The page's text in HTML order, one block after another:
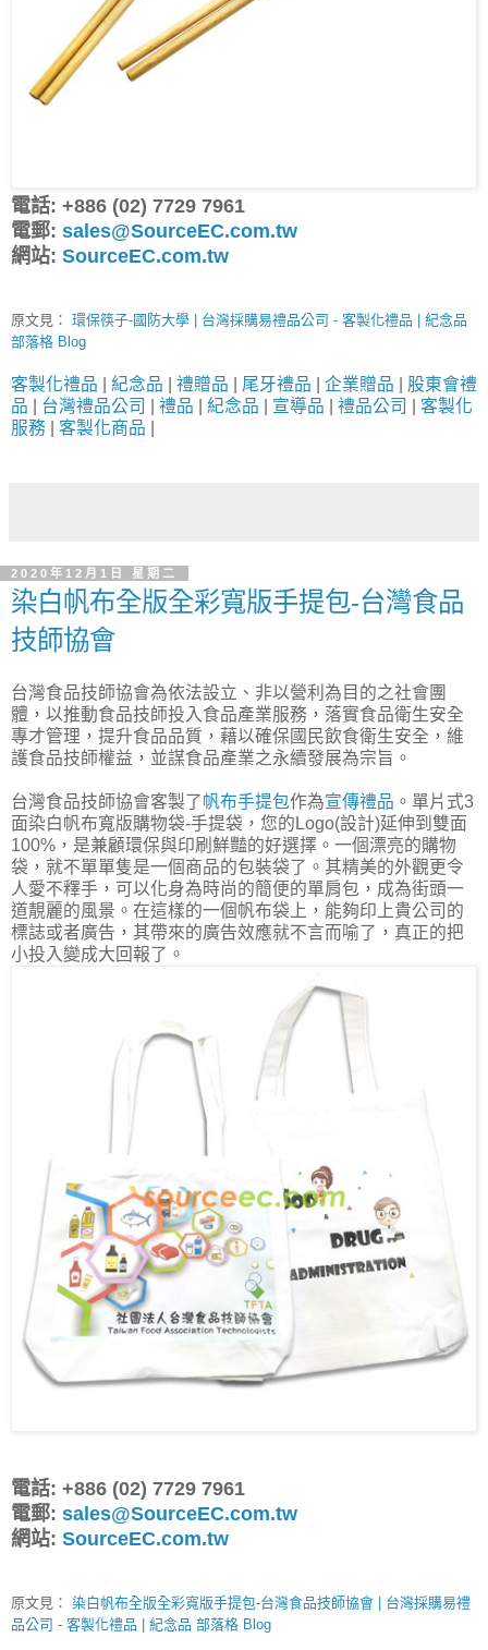
電話: +886 (02) 7729 7961
電郵: sales@SourceEC.com.tw
網站: SourceEC.com.tw
原文見： 環保筷子-國防大學 | 台灣採購易禮品公司 - 客製化禮品 | 紀念品
部落格 Blog
客製化禮品 紀念品 禮贈品 尾牙禮品 企業贈品
股東會禮
品
台灣禮品公司 禮品 紀念品 宣導品 禮品公司
客製化
服務
客製化商品
2020年12月1日 星期二
染白帆布全版全彩寬版手提包-台灣食品
技師協會
台灣食品技師協會為依法設立、非以營利為目的之社會團
體，以推動食品技師投入食品產業服務，落實食品衛生安全
專才管理，提升食品品質，藉以確保國民飲食衛生安全，維
護食品技師權益，並謀食品產業之永續發展為宗旨。
台灣食品技師協會客製了帆布手提包作為宣傳禮品 。單片式3
面染白帆布寬版購物袋-手提袋，您的Logo(設計)延伸到雙面
100%，是兼顧環保與印刷鮮豔的好選擇。一個漂亮的購物
袋，就不單單隻是一個商品的包裝袋了。其精美的外觀更令
人愛不釋手，可以化身為時尚的簡便的單肩包，成為街頭一
道靚麗的風景。在這樣的一個帆布袋上，能夠印上貴公司的
標誌或者廣告，其帶來的廣告效應就不言而喻了，真正的把
小投入變成大回報了。
電話: +886 (02) 7729 7961
電郵: sales@SourceEC.com.tw
網站: SourceEC.com.tw
原文見： 染白帆布全版全彩寬版手提包-台灣食品技師協會 | 台灣採購易禮
品公司 - 客製化禮品 | 紀念品 部落格 Blog